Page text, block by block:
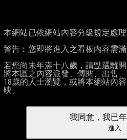
本網站已依網站內容分級規定處理
警告︰您即將進入之看板內容需滿
若您尚未年滿十八歲，請點選離
將本區之內容派發、傳閱、出售
18歲的人士瀏覽，或將本網站內
映。
我同意，我已
進入